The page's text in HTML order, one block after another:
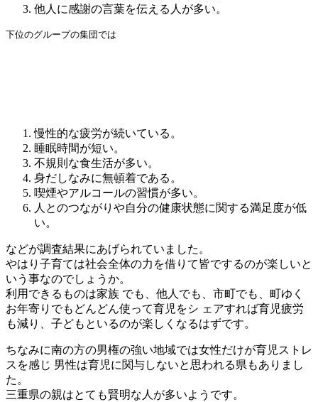
他人に感謝の言葉を伝える人が多い。
下位のグループの集団では
慢性的な疲労が続いている。
睡眠時間が短い。
不規則な食生活が多い。
身だしなみに無頓着である。
喫煙やアルコールの習慣が多い。
人とのつながりや自分の健康状態に関する満足度が低
い。
などが調査結果にあげられていました。
やはり子育ては社会全体の力を借りて皆でするのが楽しいと
いう事なのでしょうか。
利用できるものは家族 でも、他人でも、市町でも、町ゆく
お年寄りでもどんどん使って育児をシ ェアすれば育児疲労
も減り、子どもといるのが楽しくなるはずです。
ちなみに南の方の男権の強い地域では女性だけが育児ストレ
スを感じ 男性は育児に関与しないと思われる県もありまし
た。
三重県の親はとても賢明な人が多いようです。